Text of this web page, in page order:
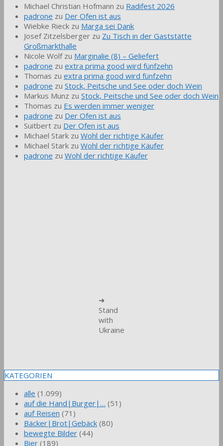
Michael Christian Hofmann zu Radifest 2026
padrone zu Der Ofen ist aus
Wiebke Rieck zu Marga sei Dank
Josef Zitzelsberger zu Zu Tisch in der Gaststätte
Großmarkthalle
Nicole Wolfzu Marginalie (8) – Geliefert
padrone zu extra prima good wird fünfzehn
Thomas zu extra prima good wird fünfzehn
padrone zu Stock, Peitsche und See oder doch Wein
Markus Munz zu Stock, Peitsche und See oder doch Wein
Thomas zu Es werden immer weniger
padrone zu Der Ofen ist aus
Suitbert zu Der Ofen ist aus
Michael Stark zu Wohl der richtige Käufer
Michael Stark zu Wohl der richtige Käufer
padrone zu Wohl der richtige Käufer
➜
Stand
with
Ukraine
KATEGORIEN
alle (1.099)
auf die Hand|Burger|… (51)
auf Reisen (71)
Bäcker|Brot|Gebäck (80)
bewegte Bilder (44)
Bier (189)